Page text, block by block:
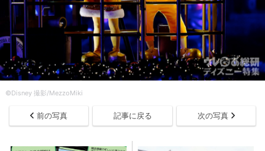
©︎Disney 撮影/MezzoMiki
前の写真 記事に戻る 次の写真